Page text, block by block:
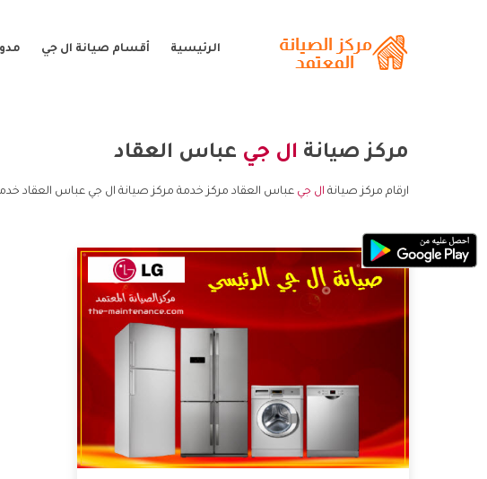
الرئيسية أقسام صيانة ال جي
مركز صيانة ال جي عباس العقاد
ارقام مركز صيانة ال جي عباس العقاد مركز خدمة مركز صيانة ال جي عباس العقاد